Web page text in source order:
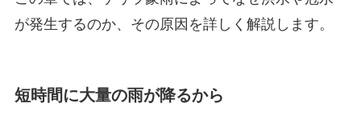
が発生するのか、その原因を詳しく解説します。
短時間に大量の雨が降るから